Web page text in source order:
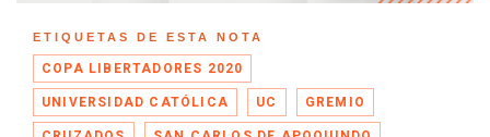
ETIQUETAS DE ESTA NOTA
COPA LIBERTADORES 2020
UNIVERSIDAD CATÓLICA UC GREMIO